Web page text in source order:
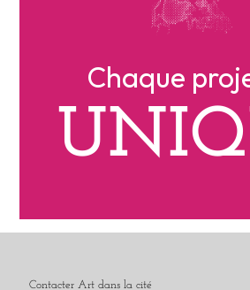
Chaque
Contacter Art dans la cité